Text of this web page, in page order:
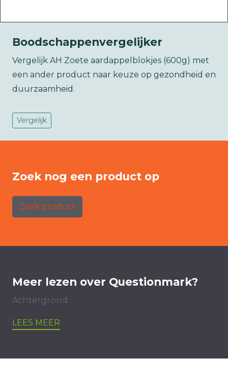
Boodschappenvergelijker
Vergelijk AH Zoete aardappelblokjes (600g) met
een ander product naar keuze op gezondheid en
duurzaamheid.
Vergelijk
Zoek nog een product op
Zoek product
Meer lezen over Questionmark?
Achtergrond
LEES MEER